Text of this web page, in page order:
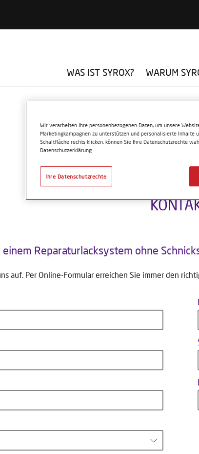
WAS IST SYROX? WARUM
Reparaturlacksystem ohne
auf. Per Online-Formular erreichen Sie immer den
Wir verarbeiten Ihre personenbezogenen Daten, um unsere
Marketingkampagnen zu unterstützen und personalisierte Inhalte
Schaltfläche rechts klicken, können Sie Ihre Datenschutzrechte
Datenschutzerklärung
Ihre Datenschutzrechte